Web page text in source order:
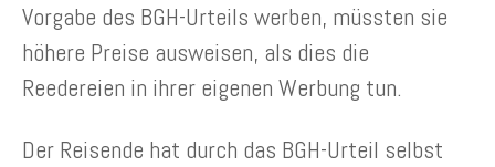
Vorgabe des BGH-Urteils werben, müssten sie
höhere Preise ausweisen, als dies die
Reedereien in ihrer eigenen Werbung tun.
Der Reisende hat durch das BGH-Urteil selbst